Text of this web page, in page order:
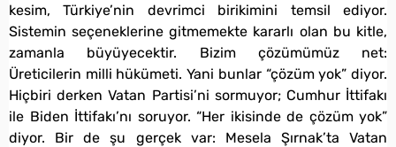
kesim, Türkiye’nin devrimci birikimini temsil ediyor.
Sistemin seçeneklerine gitmemekte kararlı olan bu kitle,
zamanla büyüyecektir. Bizim çözümümüz net:
Üreticilerin milli hükümeti. Yani bunlar “çözüm yok” diyor.
Hiçbiri derken Vatan Partisi’ni sormuyor; Cumhur İttifakı
ile Biden İttifakı’nı soruyor. “Her ikisinde de çözüm yok”
diyor. Bir de şu gerçek var: Mesela Şırnak’ta Vatan